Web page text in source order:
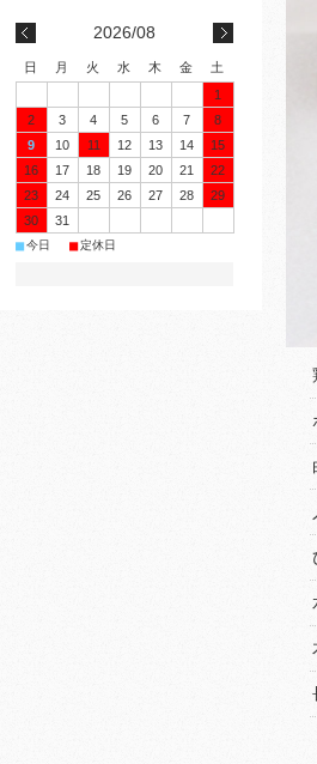
2026/08
日 月 火 水 木 金
土
1
2
3 4 5 6 7
8
9
10 11 12 13 14
15
16
17 18 19 20 21
22
23
24 25 26 27 28
29
30
31
■ 今日 ■ 定休日